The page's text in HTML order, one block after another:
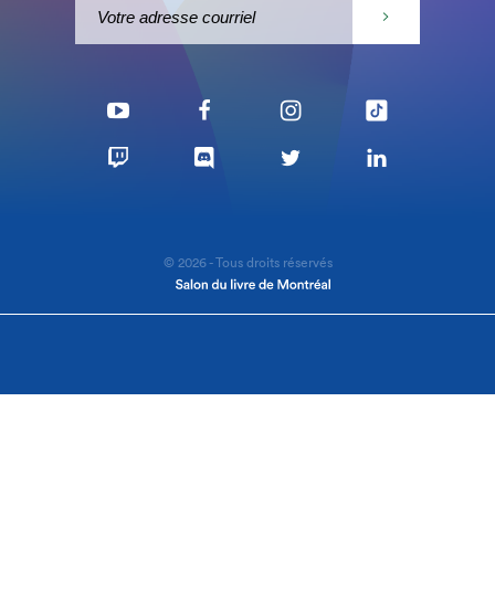
© 2026 - Tous droits réservés